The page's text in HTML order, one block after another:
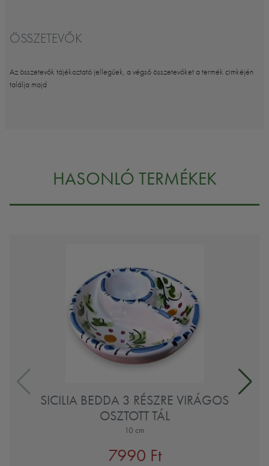
ÖSSZETEVŐK
Az összetevők tájékoztató jellegűek, a végső összetevőket a termék cimkéjén
találja majd
HASONLÓ TERMÉKEK
SICILIA BEDDA 3 RÉSZRE VIRÁGOS
OSZTOTT TÁL
10 cm
7990 Ft